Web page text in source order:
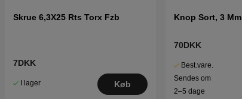
Skrue 6,3X25 Rts Torx Fzb
7DKK
I lager Køb
Knop Sort, 3 Mm
70DKK
Best.vare.
Sendes om
2–5 dage